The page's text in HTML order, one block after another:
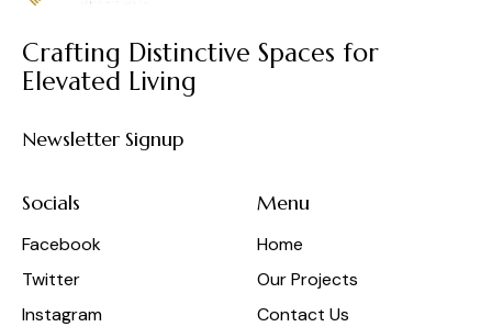
Crafting Distinctive Spaces for
Elevated Living
Newsletter Signup
Socials
Facebook
Twitter
Instagram
Menu
Home
Our Projects
Contact Us